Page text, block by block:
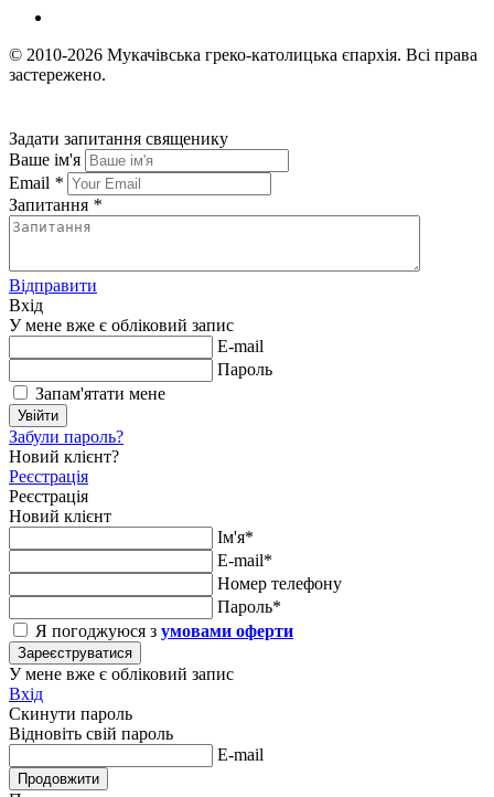
© 2010-2026 Мукачівська греко-католицька єпархія. Всі права
застережено.
Задати запитання священику
Ваше ім'я
Email *
Запитання *
Відправити
Вхід
У мене вже є обліковий запис
E-mail
Пароль
Запам'ятати мене
Увійти
Забули пароль?
Новий клієнт?
Реєстрація
Реєстрація
Новий клієнт
Ім'я*
E-mail*
Номер телефону
Пароль*
Я погоджуюся з умовами оферти
Зареєструватися
У мене вже є обліковий запис
Вхід
Скинути пароль
Відновіть свій пароль
E-mail
Продовжити